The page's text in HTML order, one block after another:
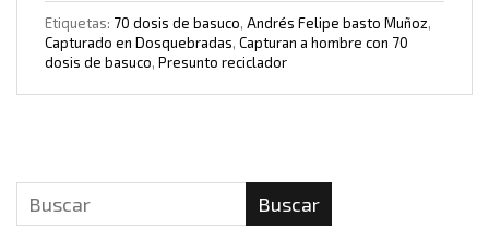
Etiquetas: 70 dosis de basuco, Andrés Felipe basto Muñoz,
Capturado en Dosquebradas, Capturan a hombre con 70
dosis de basuco, Presunto reciclador
Buscar